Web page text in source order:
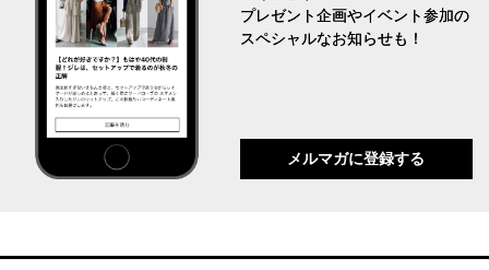
プレゼント企画やイベント参加の
スペシャルなお知らせも！
メルマガに登録する